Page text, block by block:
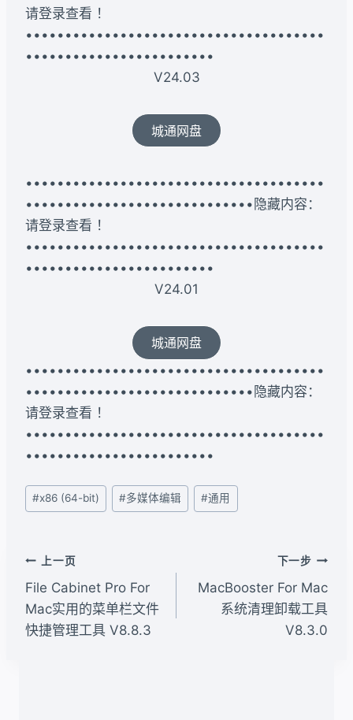
请登录查看 ！
••••••••••••••••••••••••••••••••••••••
••••••••••••••••••••••••
V24.03
城通网盘
••••••••••••••••••••••••••••••••••••••
•••••••••••••••••••••••••••••隐藏内容：
请登录查看 ！
••••••••••••••••••••••••••••••••••••••
••••••••••••••••••••••••
V24.01
城通网盘
••••••••••••••••••••••••••••••••••••••
•••••••••••••••••••••••••••••隐藏内容：
请登录查看 ！
••••••••••••••••••••••••••••••••••••••
••••••••••••••••••••••••
文
章
签：
#x86 (64-bit) #多媒体编辑 #通用
文
章
导
航
上一页
File Cabinet Pro For
Mac实用的菜单栏文件
快捷管理工具 V8.8.3
下一步
MacBooster For Mac
系统清理卸载工具
V8.3.0